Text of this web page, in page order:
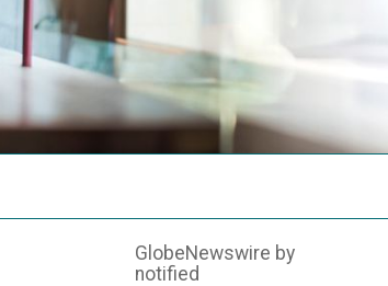
GlobeNewswire by
notified